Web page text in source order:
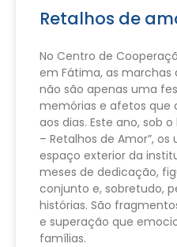
Retalhos de
No Centro de
em Fátima, as marchas
não são apenas uma
memórias e afetos que
aos dias. Este ano, sob
– Retalhos de Amor”,
espaço exterior da
meses de dedicação,
conjunto e, sobretudo,
histórias. São
e superação que
famílias.